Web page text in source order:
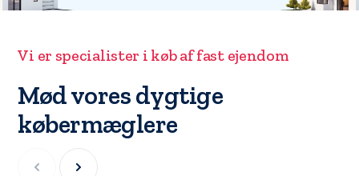
Vi er specialister i køb af fast ejendom
Mød vores dygtige
købermæglere